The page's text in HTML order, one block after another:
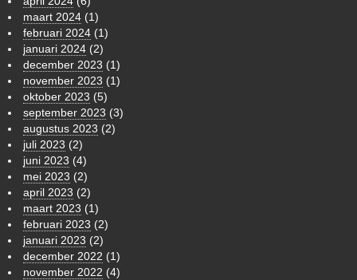
maart 2024 (1)
februari 2024 (1)
januari 2024 (2)
december 2023 (1)
november 2023 (1)
oktober 2023 (5)
september 2023 (3)
augustus 2023 (2)
juli 2023 (2)
juni 2023 (4)
mei 2023 (2)
april 2023 (2)
maart 2023 (1)
februari 2023 (2)
januari 2023 (2)
december 2022 (1)
november 2022 (4)